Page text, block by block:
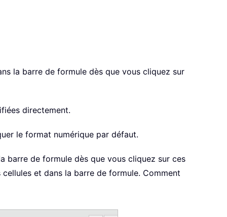
la barre de formule dès que vous cliquez sur
directement.
le format numérique par défaut.
barre de formule dès que vous cliquez sur ces
et dans la barre de formule. Comment